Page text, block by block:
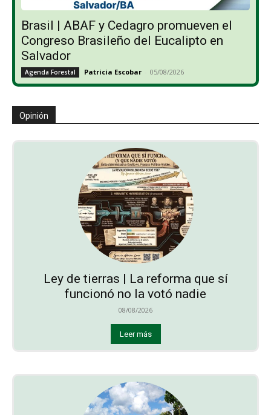
Brasil | ABAF y Cedagro promueven el
Congreso Brasileño del Eucalipto en
Salvador
Agenda Forestal Patricia Escobar - 05/08/2026
Opinión
Ley de tierras | La reforma que sí
funcionó no la votó nadie
08/08/2026
Leer más